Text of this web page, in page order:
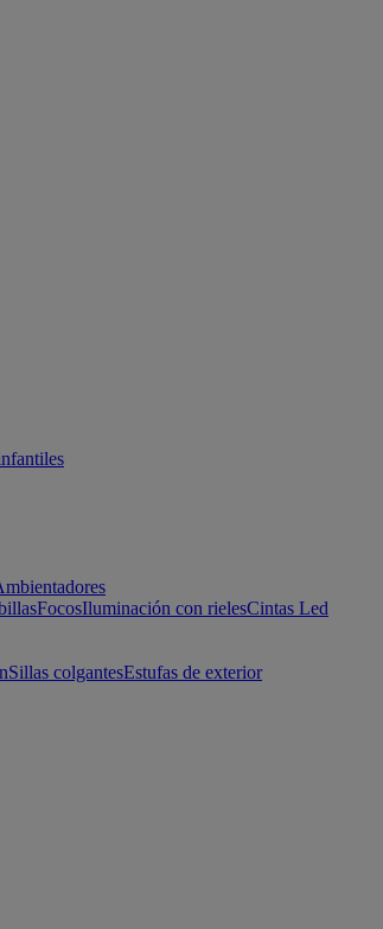
FocosIluminación con rielesCintas Led
Sillas colgantesEstufas de exterior